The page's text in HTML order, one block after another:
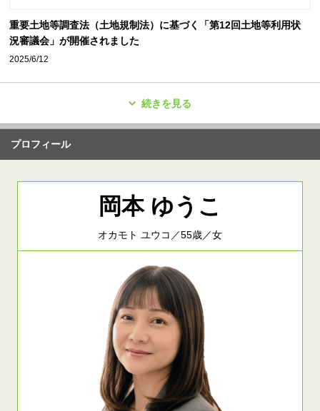
重要土地等調査法（土地規制法）に基づく「第12回土地等利用状
況審議会」が開催されました
2025/6/12
続きを見る
プロフィール
岡本 ゆうこ
オカモト ユウコ／55歳／女